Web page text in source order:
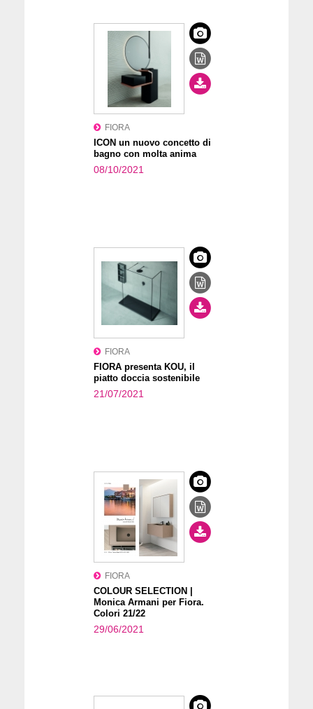
FIORA
ICON un nuovo concetto di
bagno con molta anima
08/10/2021
FIORA
FIORA presenta KOU, il
piatto doccia sostenibile
21/07/2021
FIORA
COLOUR SELECTION |
Monica Armani per Fiora.
Colori 21/22
29/06/2021